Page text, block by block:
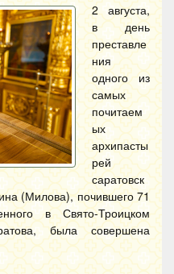
2 августа,
в день
преставле
ния
одного из
самых
почитаем
ых
архипасты
рей
саратовск
(Милова), почившего 71
в Свято-Троицком
была совершена